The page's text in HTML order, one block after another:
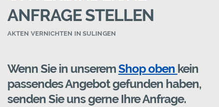
ANFRAGE STELLEN
AKTEN VERNICHTEN IN SULINGEN
Wenn Sie in unseremShop oben kein
passendes Angebot gefunden haben,
senden Sie uns gerne Ihre Anfrage.